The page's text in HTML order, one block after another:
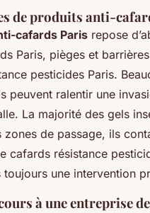
de produits anti-
cafards Paris repose
Paris, pièges et
pesticides Paris.
peuvent ralentir une
La majorité des gels
zones de passage, ils
cafards résistance
toujours une intervention
à une entreprise